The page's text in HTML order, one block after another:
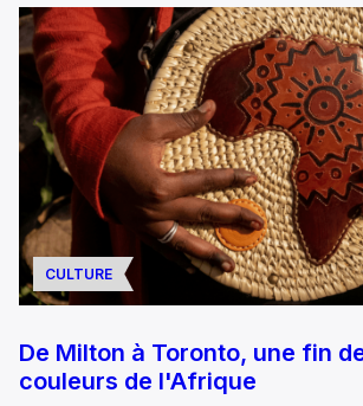
CULTURE
De Milton à Toronto, une fin
couleurs de l'Afrique